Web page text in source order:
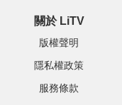
關於 LiTV
版權聲明
隱私權政策
服務條款